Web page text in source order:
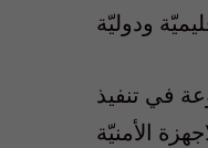
في تنفيذ
الأمنيّة